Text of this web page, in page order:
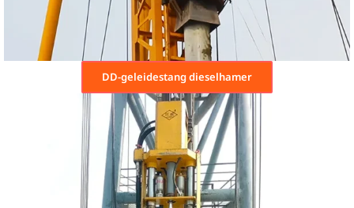
DD-geleidestang dieselhamer